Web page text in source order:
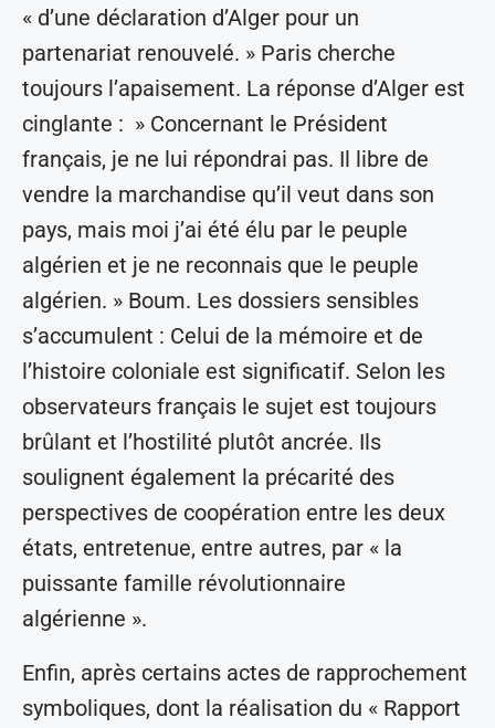
« d’une déclaration d’Alger pour un
partenariat renouvelé. » Paris cherche
toujours l’apaisement. La réponse d’Alger est
cinglante : » Concernant le Président
français, je ne lui répondrai pas. Il libre de
vendre la marchandise qu’il veut dans son
pays, mais moi j’ai été élu par le peuple
algérien et je ne reconnais que le peuple
algérien. » Boum. Les dossiers sensibles
s’accumulent : Celui de la mémoire et de
l’histoire coloniale est significatif. Selon les
observateurs français le sujet est toujours
brûlant et l’hostilité plutôt ancrée. Ils
soulignent également la précarité des
perspectives de coopération entre les deux
états, entretenue, entre autres, par « la
puissante famille révolutionnaire
algérienne ».
Enfin, après certains actes de rapprochement
symboliques, dont la réalisation du « Rapport